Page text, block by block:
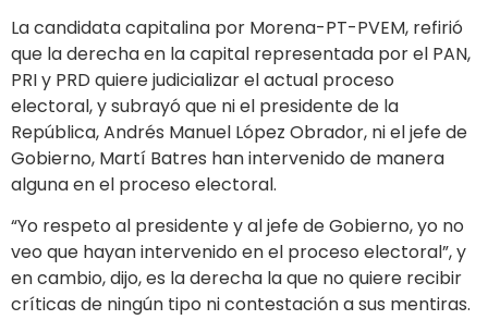
La candidata capitalina por Morena-PT-PVEM, refirió
que la derecha en la capital representada por el PAN,
PRI y PRD quiere judicializar el actual proceso
electoral, y subrayó que ni el presidente de la
República, Andrés Manuel López Obrador, ni el jefe de
Gobierno, Martí Batres han intervenido de manera
alguna en el proceso electoral.
“Yo respeto al presidente y al jefe de Gobierno, yo no
veo que hayan intervenido en el proceso electoral”, y
en cambio, dijo, es la derecha la que no quiere recibir
críticas de ningún tipo ni contestación a sus mentiras.